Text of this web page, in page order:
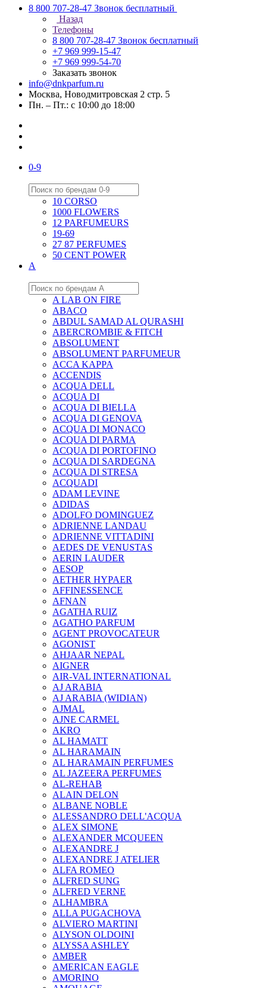
8 800 707-28-47 Звонок бесплатный
Назад
Телефоны
8 800 707-28-47 Звонок бесплатный
+7 969 999-15-47
+7 969 999-54-70
Заказать звонок
info@dnkparfum.ru
Москва, Новодмитровская 2 стр. 5
Пн. – Пт.: с 10:00 до 18:00
0-9
10 CORSO
1000 FLOWERS
12 PARFUMEURS
19-69
27 87 PERFUMES
50 CENT POWER
A
A LAB ON FIRE
ABACO
ABDUL SAMAD AL QURASHI
ABERCROMBIE & FITCH
ABSOLUMENT
ABSOLUMENT PARFUMEUR
ACCA KAPPA
ACCENDIS
ACQUA DELL
ACQUA DI
ACQUA DI BIELLA
ACQUA DI GENOVA
ACQUA DI MONACO
ACQUA DI PARMA
ACQUA DI PORTOFINO
ACQUA DI SARDEGNA
ACQUA DI STRESA
ACQUADI
ADAM LEVINE
ADIDAS
ADOLFO DOMINGUEZ
ADRIENNE LANDAU
ADRIENNE VITTADINI
AEDES DE VENUSTAS
AERIN LAUDER
AESOP
AETHER HYPAER
AFFINESSENCE
AFNAN
AGATHA RUIZ
AGATHO PARFUM
AGENT PROVOCATEUR
AGONIST
AHJAAR NEPAL
AIGNER
AIR-VAL INTERNATIONAL
AJ ARABIA
AJ ARABIA (WIDIAN)
AJMAL
AJNE CARMEL
AKRO
AL HAMATT
AL HARAMAIN
AL HARAMAIN PERFUMES
AL JAZEERA PERFUMES
AL-REHAB
ALAIN DELON
ALBANE NOBLE
ALESSANDRO DELL'ACQUA
ALEX SIMONE
ALEXANDER MCQUEEN
ALEXANDRE J
ALEXANDRE J ATELIER
ALFA ROMEO
ALFRED SUNG
ALFRED VERNE
ALHAMBRA
ALLA PUGACHOVA
ALVIERO MARTINI
ALYSON OLDOINI
ALYSSA ASHLEY
AMBER
AMERICAN EAGLE
AMORINO